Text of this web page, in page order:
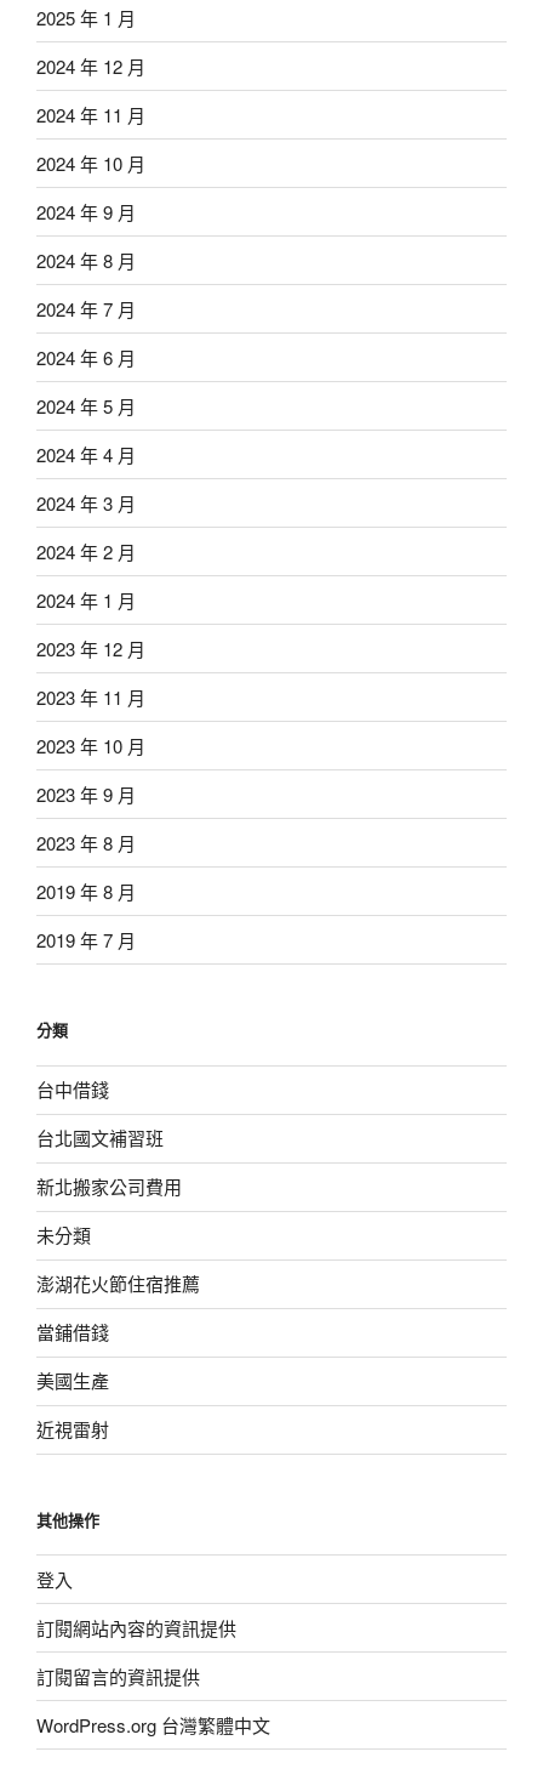
2025 年 1 月
2024 年 12 月
2024 年 11 月
2024 年 10 月
2024 年 9 月
2024 年 8 月
2024 年 7 月
2024 年 6 月
2024 年 5 月
2024 年 4 月
2024 年 3 月
2024 年 2 月
2024 年 1 月
2023 年 12 月
2023 年 11 月
2023 年 10 月
2023 年 9 月
2023 年 8 月
2019 年 8 月
2019 年 7 月
分類
台中借錢
台北國文補習班
新北搬家公司費用
未分類
澎湖花火節住宿推薦
當鋪借錢
美國生產
近視雷射
其他操作
登入
訂閱網站內容的資訊提供
訂閱留言的資訊提供
WordPress.org 台灣繁體中文